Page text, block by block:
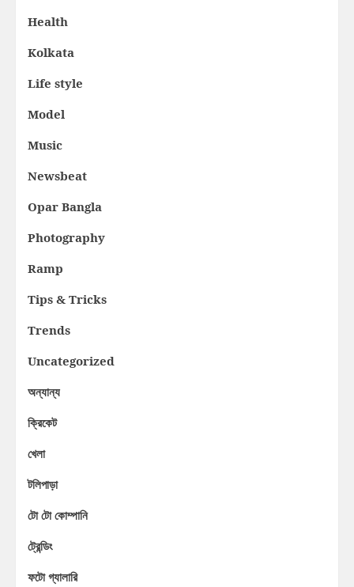
Health
Kolkata
Life style
Model
Music
Newsbeat
Opar Bangla
Photography
Ramp
Tips & Tricks
Trends
Uncategorized
অন্যান্য
ক্রিকেট
খেলা
টলিপাড়া
টো টো কোম্পানি
ট্রেন্ডিং
ফটো গ্যালারি